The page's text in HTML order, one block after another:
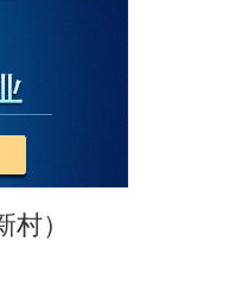
）